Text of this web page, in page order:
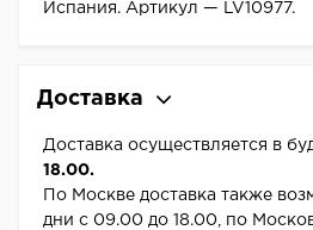
Испания. Артикул — LV10977.
Доставка
Доставка осуществляется в
18.00.
По Москве доставка также
дни с 09.00 до 18.00, по